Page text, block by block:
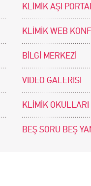
KLİMİK AŞI
KLİMİK WEB
BİLGİ MERKEZİ
VİDEO GALERİSİ
KLİMİK OKULLARI
BEŞ SORU BEŞ